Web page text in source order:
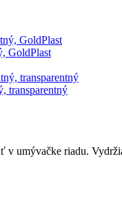
GoldPlast
transparentný
v umývačke riadu.